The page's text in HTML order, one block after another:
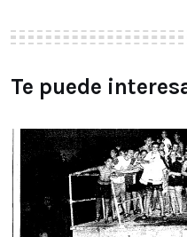
Te puede